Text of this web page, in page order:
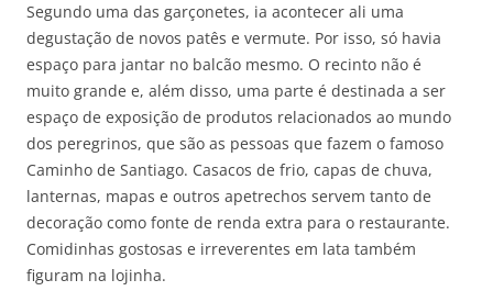
Segundo uma das garçonetes, ia acontecer ali uma
degustação de novos patês e vermute. Por isso, só havia
espaço para jantar no balcão mesmo. O recinto não é
muito grande e, além disso, uma parte é destinada a ser
espaço de exposição de produtos relacionados ao mundo
dos peregrinos, que são as pessoas que fazem o famoso
Caminho de Santiago. Casacos de frio, capas de chuva,
lanternas, mapas e outros apetrechos servem tanto de
decoração como fonte de renda extra para o restaurante.
Comidinhas gostosas e irreverentes em lata também
figuram na lojinha.